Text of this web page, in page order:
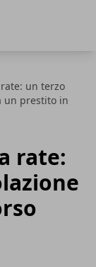
un terzo
un prestito in
rate: